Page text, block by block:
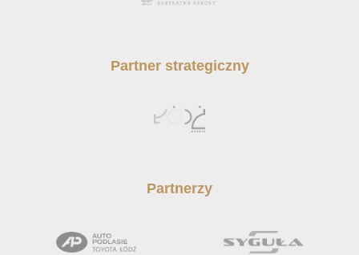
Partner strategiczny
Partnerzy